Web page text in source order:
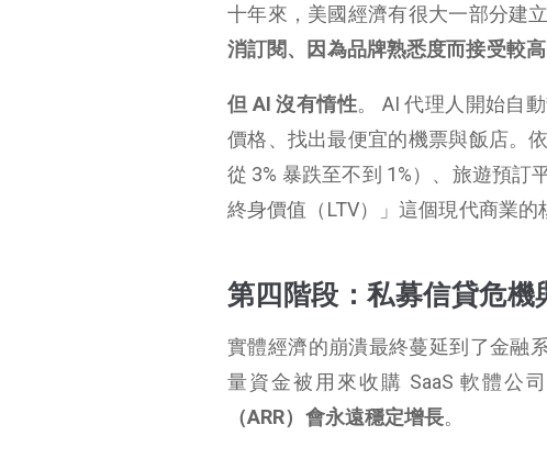
十年來，美國經濟有很大一部分建
消訂閱、因為品牌熟悉度而接受較
但 AI 沒有惰性。 AI 代理人開始自
價格、找出最便宜的機票與飯店。
從 3% 暴跌至不到 1%）、旅遊預
終身價值（LTV）」這個現代商業的
第四階段：私募信貸危機
實體經濟的崩潰最終蔓延到了金融
量資金被用來收購 SaaS 軟體公
（ARR）會永遠穩定增長。